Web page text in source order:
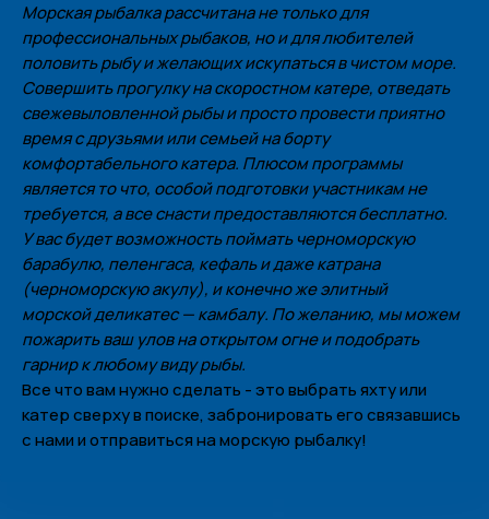
Морская рыбалка рассчитана не только для
профессиональных рыбаков, но и для любителей
половить рыбу и желающих искупаться в чистом море.
Совершить прогулку на скоростном катере, отведать
свежевыловленной рыбы и просто провести приятно
время с друзьями или семьей на борту
комфортабельного катера. Плюсом программы
является то что, особой подготовки участникам не
требуется, а все снасти предоставляются бесплатно.
У вас будет возможность поймать черноморскую
барабулю, пеленгаса, кефаль и даже катрана
(черноморскую акулу), и конечно же элитный
морской деликатес — камбалу. По желанию, мы можем
пожарить ваш улов на открытом огне и подобрать
гарнир к любому виду рыбы.
Все что вам нужно сделать - это выбрать яхту или
катер сверху в поиске, забронировать его связавшись
с нами и отправиться на морскую рыбалку!
Наши яхты
Контакты
О нас
Политика конфиденциальности
Меню
Контакты
+7 (938) 488-17-17